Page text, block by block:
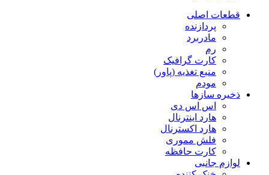
قطعات اصلی
پردازنده
مادربرد
رم
کارت گرافیک
منبع تغذیه (پاور)
مودم
ذخیره سازها
اس اس دی
هارد اینترنال
هارد اکسترنال
فلش مموری
کارت حافظه
لوازم جانبی